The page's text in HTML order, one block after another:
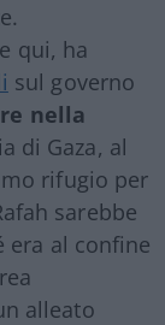
qui, ha
sul governo
nella
di Gaza, al
rifugio per
sarebbe
era al confine
alleato